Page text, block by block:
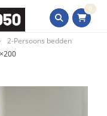
0
2-Persoons bedden